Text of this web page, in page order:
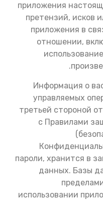
приложения
претензий, исков
приложения в
отношении,
Информация о
управляемых
третьей стороной
с Правилами
пароли, хранится в
данных. Базы
использовании